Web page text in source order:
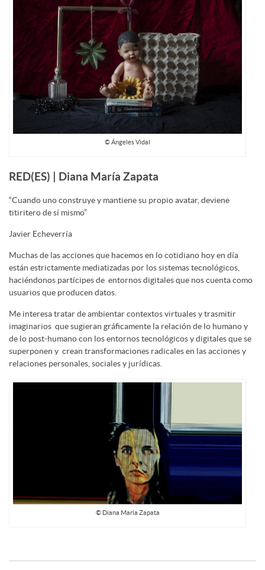
© Ángeles Vidal
RED(ES) | Diana María Zapata
“Cuando uno construye y mantiene su propio avatar, deviene
titiritero de sí mismo”
Javier Echeverría
Muchas de las acciones que hacemos en lo cotidiano hoy en día
están estrictamente mediatizadas por los sistemas tecnológicos,
haciéndonos partícipes de entornos digitales que nos cuenta como
usuarios que producen datos.
Me interesa tratar de ambientar contextos virtuales y trasmitir
imaginarios que sugieran gráficamente la relación de lo humano y
de lo post-humano con los entornos tecnológicos y digitales que se
superponen y crean transformaciones radicales en las acciones y
relaciones personales, sociales y jurídicas.
© Diana María Zapata